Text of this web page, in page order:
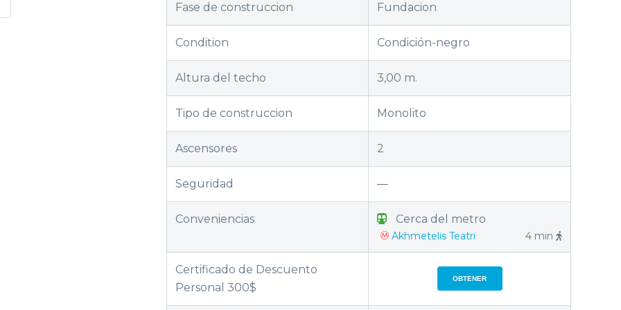
Fase de construccion Fundacion
Condition Condición-negro
Altura del techo 3,00 m.
Tipo de construccion Monolito
Ascensores 2
Seguridad —
Conveniencias Cerca del metro
Akhmetelis Teatri 4 min
Certificado de Descuento
Personal 300$
OBTENER